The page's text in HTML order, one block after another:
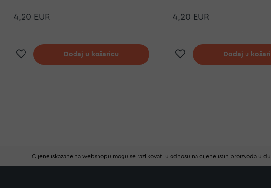
4,20 EUR
Dodaj na listu želja
Dodaj u košaricu
4,20 EUR
Dodaj na listu
Dodaj u
Cijene iskazane na webshopu mogu se razlikovati u odnosu na cijene istih proizvoda u